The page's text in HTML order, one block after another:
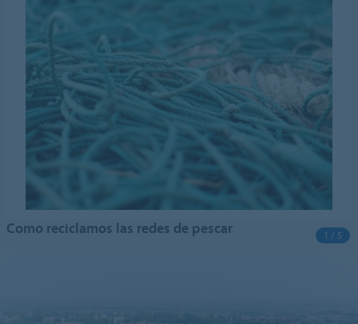
Como reciclamos las redes de pescar 1 / 5